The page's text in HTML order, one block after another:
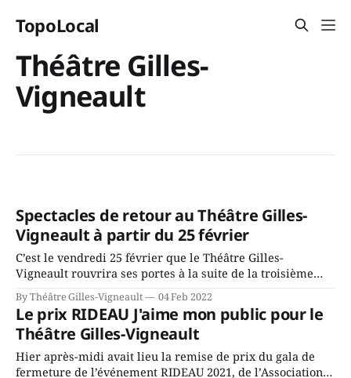
TopoLocal
Théâtre Gilles-
Vigneault
Spectacles de retour au Théâtre Gilles-
Vigneault à partir du 25 février
C’est le vendredi 25 février que le Théâtre Gilles-
Vigneault rouvrira ses portes à la suite de la troisième
fermeture survenue abruptement le 20 décembre 2021, en
lien avec la pandémie de COVID. C’est la jeune humoriste
Maude Landry qui aura le bonheur d’être sur les planches
By Théâtre Gilles-Vigneault 04 Feb 2022
Le prix RIDEAU J'aime mon public pour le
Théâtre Gilles-Vigneault
Hier après-midi avait lieu la remise de prix du gala de
fermeture de l’événement RIDEAU 2021, de l’Association